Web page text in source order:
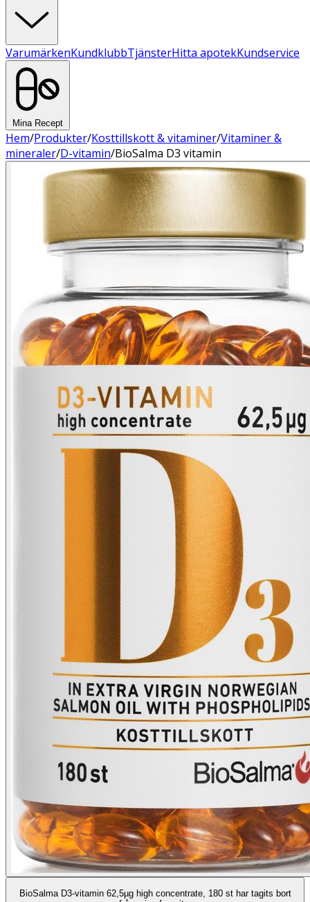
VarumärkenKundklubbTjänsterHitta apotekKundservice
Mina Recept
Hem/Produkter/Kosttillskott & vitaminer/Vitaminer &
mineraler/D-vitamin/BioSalma D3 vitamin
BioSalma D3-vitamin 62,5µg high concentrate, 180 st har tagits bort